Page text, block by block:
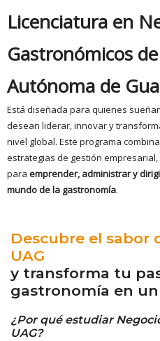
Licenciatura en
Gastronómicos
Autónoma de
Está diseñada para quienes
desean liderar, innovar y
nivel global. Este programa
estrategias de gestión
para emprender, administrar y
mundo de la gastronomía.
Descubre el sabor
UAG
y transforma tu
gastronomía en
¿Por qué estudiar
UAG?